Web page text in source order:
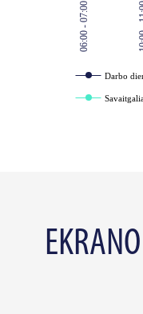
06:00 - 07:00
Darbo